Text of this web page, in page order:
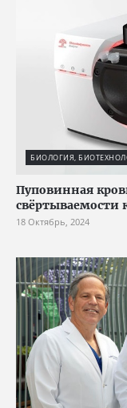
БИОЛОГИЯ,
Пуповинная
18 Октябрь, 2024